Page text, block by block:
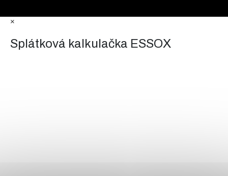
×
Splátková kalkulačka ESSOX